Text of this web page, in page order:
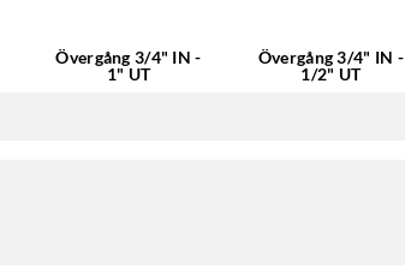
Övergång 3/4" IN -
1" UT
Övergång 3/4" IN -
1/2" UT